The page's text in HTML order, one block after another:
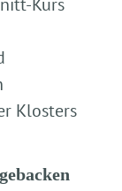
Klosters